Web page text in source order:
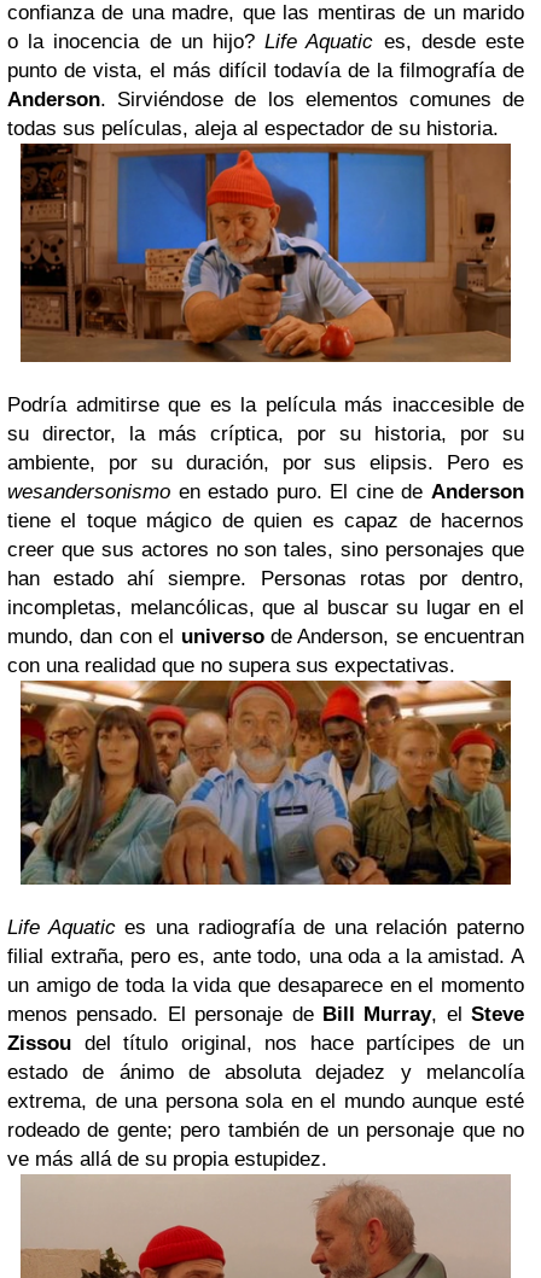
confianza de una madre, que las mentiras de un marido
o la inocencia de un hijo?Life Aquatic es, desde este
punto de vista, el más difícil todavía de la filmografía de
Anderson. Sirviéndose de los elementos comunes de
todas sus películas, aleja al espectador de su historia.
Podría admitirse que es la película más inaccesible de
su director, la más críptica, por su historia, por su
ambiente, por su duración, por sus elipsis. Pero es
wesandersonismo en estado puro. El cine de Anderson
tiene el toque mágico de quien es capaz de hacernos
creer que sus actores no son tales, sino personajes que
han estado ahí siempre. Personas rotas por dentro,
incompletas, melancólicas, que al buscar su lugar en el
mundo, dan con el universode Anderson, se encuentran
con una realidad que no supera sus expectativas.
Life Aquatices una radiografía de una relación paterno
filial extraña, pero es, ante todo, una oda a la amistad. A
un amigo de toda la vida que desaparece en el momento
menos pensado. El personaje de Bill Murray, el Steve
Zissou del título original, nos hace partícipes de un
estado de ánimo de absoluta dejadez y melancolía
extrema, de una persona sola en el mundo aunque esté
rodeado de gente; pero también de un personaje que no
ve más allá de su propia estupidez.